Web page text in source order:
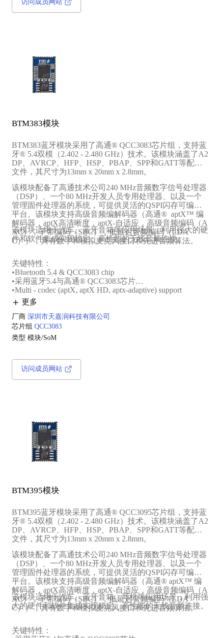
访问成员网站
BTM383模块
BTM383蓝牙模块采用了高通® QCC3083芯片组，支持蓝
牙® 5.4双模（2.402 - 2.480 GHz）技术。该模块涵盖了A2
DP、AVRCP、HFP、HSP、PBAP、SPP和GATT等配置
文件，其尺寸为13mm x 20mm x 2.8mm。
该模块配备了高通技术公司240 MHz音频数字信号处理器
（DSP）、一个80 MHz开发人员专用处理器、以及一个
管理固件处理器的系统，可提供灵活的QSPI闪存可编程
平台。该模块支持高级音频编解码器（高通® aptX™ 编
解码器，aptX高清晰度，aptX-自适应，高级音频编码（A
AC），子带编码（SBC），低延迟音频编码（LDA
C）），具有数字和模拟麦克风接口和先进音频算法。
该模块适用于汽车、蓝牙音箱等应用场景，利用强大的硬
件和软件集成实现稳定、高性能的无线音频连接。
关键特性：
•Bluetooth 5.4 & QCC3083 chip
•采用蓝牙5.4与高通® QCC3083芯片‌
•Multi - codec (aptX, aptX HD, aptx-adaptive) support
•支持多编解码格式（aptX、aptX高清晰度、aptX自适
应）‌
•240 MHz audio DSP integration
•集成240MHz音频数字信号处理器（DSP）
更多
厂商 深圳市天嘉润科技有限公司
芯片组 QCC3083
类型 模块/SoM
访问成员网站
BTM395模块
BTM395蓝牙模块采用了高通® QCC3095芯片组，支持蓝
牙® 5.4双模（2.402 - 2.480 GHz）技术。该模块涵盖了A2
DP、AVRCP、HFP、HSP、PBAP、SPP和GATT等配置
文件，其尺寸为13mm x 20mm x 2.8mm。
该模块配备了高通技术公司240 MHz音频数字信号处理器
（DSP）、一个80 MHz开发人员专用处理器、以及一个
管理固件处理器的系统，可提供灵活的QSPI闪存可编程
平台。该模块支持高级音频编解码器（高通® aptX™ 编
解码器，aptX高清晰度，aptX-自适应，高级音频编码（A
AC），子带编码（SBC），低延迟音频编码（LDA
C）），具有数字和模拟麦克风接口和先进音频算法。
该模块适用于汽车、蓝牙音箱、耳机等应用场景，利用强
大的硬件和软件集成实现稳定、高性能的无线音频连接。
关键特性：